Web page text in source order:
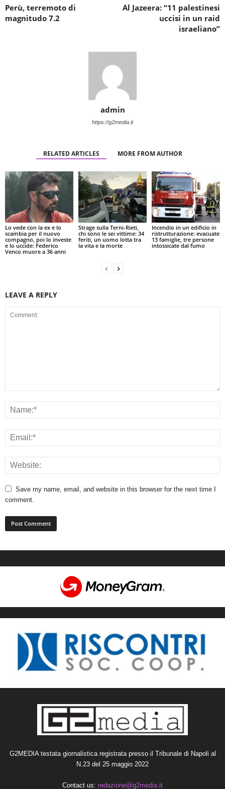
Perù, terremoto di
magnitudo 7.2
Al Jazeera: “11 palestinesi
uccisi in un raid
israeliano”
admin
https://g2media.it
RELATED ARTICLES MORE FROM AUTHOR
Lo vede con la ex e lo
scambia per il nuovo
compagno, poi lo investe
e lo uccide: Federico
Venco muore a 36 anni
Strage sulla Terni-Rieti,
chi sono le sei vittime: 34
feriti, un uomo lotta tra
la vita e la morte
Incendio in un edificio in
ristrutturazione: evacuate
13 famiglie, tre persone
intossicate dal fumo
LEAVE A REPLY
Save my name, email, and website in this browser for the next time I
comment.
G2MEDIA testata giornalistica registrata presso il Tribunale di Napoli al
N.23 del 25 maggio 2022
Contact us: redazione@g2media.it